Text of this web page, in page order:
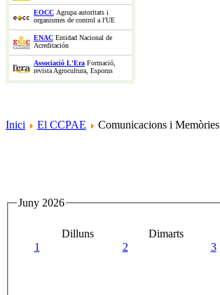
EOCC Agrupa autoritats i
organismes de control a l'UE
ENAC Entidad Nacional de
Acreditación
Associació L'Era Formació,
revista Agrocultura, Esporus
Inici El CCPAE
Comunicacions i Memòries
Juny 2026
Dilluns Dimarts
1
2 3